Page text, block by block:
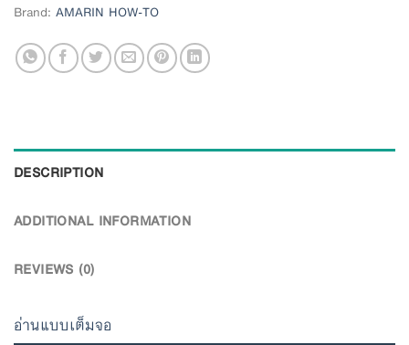
Brand: AMARIN HOW-TO
DESCRIPTION
ADDITIONAL INFORMATION
REVIEWS (0)
อ่านแบบเต็มจอ